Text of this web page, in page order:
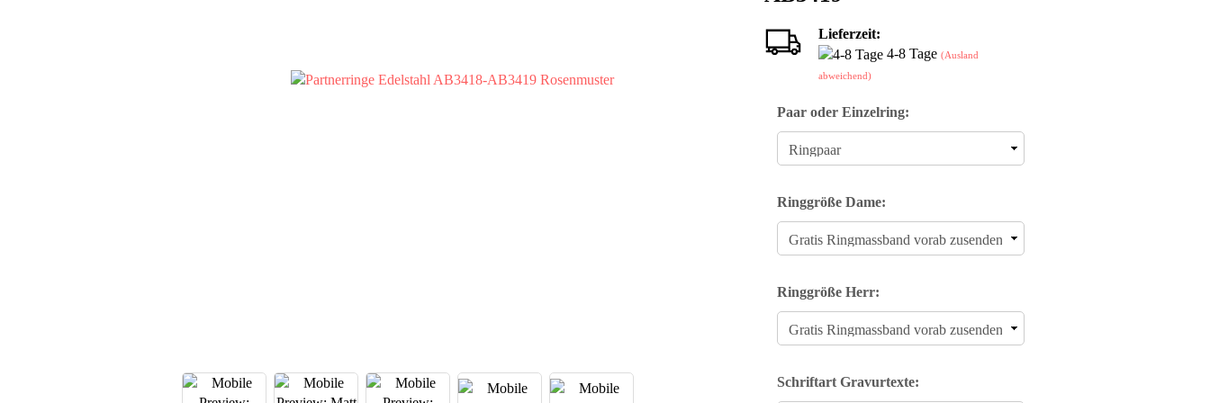
Lieferzeit:
4-8 Tage (Ausland
abweichend)
Paar oder Einzelring:
Ringgröße Dame:
Ringgröße Herr:
Schriftart Gravurtexte: